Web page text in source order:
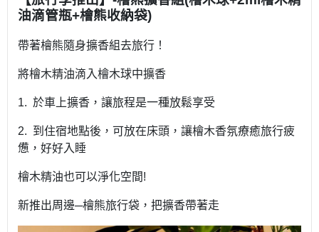
油滴管瓶+檜熊收納袋)
帶著檜熊隨身擴香組去旅行！
將檜木精油滴入檜木球中擴香
1. 於車上擴香，讓旅程是一種放鬆享受
2. 到住宿地點後，可放在床頭，讓檜木香氛療癒旅行疲
憊，好好入睡
檜木精油也可以淨化空間!
新推出周邊─檜熊旅行袋，把擴香帶著走